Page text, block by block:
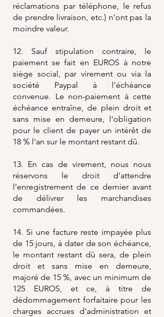
réclamations par téléphone, le refus
de prendre livraison, etc.) n'ont pas la
moindre valeur.
12. Sauf stipulation contraire, le
paiement se fait en EUROS à notre
siège social, par virement ou via la
société Paypal à l'échéance
convenue. Le non-paiement à cette
échéance entraîne, de plein droit et
sans mise en demeure, l'obligation
pour le client de payer un intérêt de
18 % l'an sur le montant restant dû.
13. En cas de virement, nous nous
réservons le droit d'attendre
l'enregistrement de ce dernier avant
de délivrer les marchandises
commandées.
14. Si une facture reste impayée plus
de 15 jours, à dater de son échéance,
le montant restant dû sera, de plein
droit et sans mise en demeure,
majoré de 15 %, avec un minimum de
125 EUROS, et ce, à titre de
dédommagement forfaitaire pour les
charges accrues d'administration et